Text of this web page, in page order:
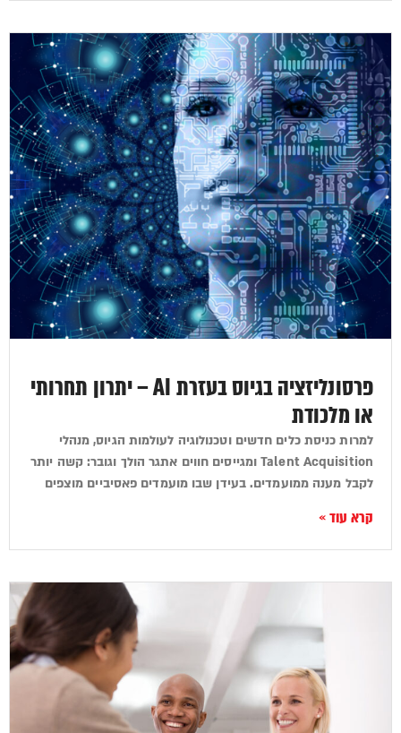
פרסונליזציה בגיוס בעזרת AI – יתרון תחרותי
או מלכודת
למרות כניסת כלים חדשים וטכנולוגיה לעולמות הגיוס, מנהלי
Talent Acquisition ומגייסים חווים אתגר הולך וגובר: קשה יותר
לקבל מענה ממועמדים. בעידן שבו מועמדים פאסיביים מוצפים
קרא עוד »